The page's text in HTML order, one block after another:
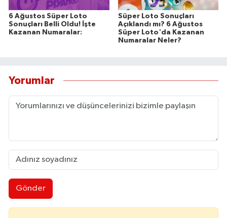
6 Ağustos Süper Loto
Sonuçları Belli Oldu! İşte
Kazanan Numaralar:
Süper Loto Sonuçları
Açıklandı mı? 6 Ağustos
Süper Loto'da Kazanan
Numaralar Neler?
Yorumlar
Gönder